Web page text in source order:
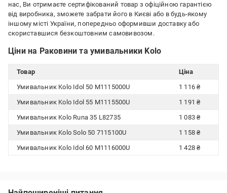
нас, Ви отримаєте сертифікований товар з офіційною гарантією
від виробника, зможете забрати його в Києві або в будь-якому
іншому місті України, попередньо оформивши доставку або
скориставшися безкоштовним самовивозом.
Ціни на Раковини та умивальники Kolo
Товар
Ціна
Умивальник Kolo Idol 50 M1115000U
1 116 ₴
Умивальник Kolo Idol 55 M1115500U
1 191 ₴
Умивальник Kolo Runa 35 L82735
1 083 ₴
Умивальник Kolo Solo 50 7115100U
1 158 ₴
Умивальник Kolo Idol 60 M1116000U
1 428 ₴